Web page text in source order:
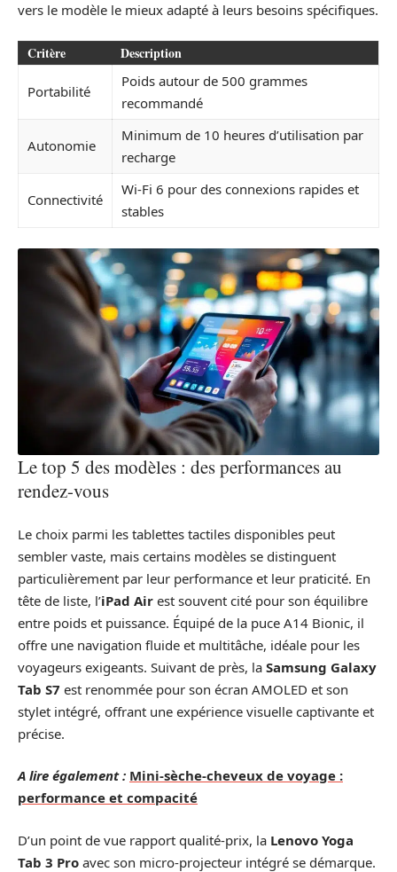
vers le modèle le mieux adapté à leurs besoins spécifiques.
Critère Description
Portabilité
Poids autour de 500 grammes
recommandé
Autonomie
Minimum de 10 heures d’utilisation par
recharge
Connectivité
Wi-Fi 6 pour des connexions rapides et
stables
Le top 5 des modèles : des performances au
rendez-vous
Le choix parmi les tablettes tactiles disponibles peut
sembler vaste, mais certains modèles se distinguent
particulièrement par leur performance et leur praticité. En
tête de liste, l’iPad Air est souvent cité pour son équilibre
entre poids et puissance. Équipé de la puce A14 Bionic, il
offre une navigation fluide et multitâche, idéale pour les
voyageurs exigeants. Suivant de près, la Samsung Galaxy
Tab S7 est renommée pour son écran AMOLED et son
stylet intégré, offrant une expérience visuelle captivante et
précise.
A lire également : Mini-sèche-cheveux de voyage :
performance et compacité
D’un point de vue rapport qualité-prix, la Lenovo Yoga
Tab 3 Pro avec son micro-projecteur intégré se démarque.